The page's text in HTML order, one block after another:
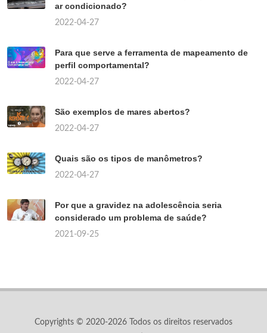
ar condicionado?
2022-04-27
Para que serve a ferramenta de mapeamento de
perfil comportamental?
2022-04-27
São exemplos de mares abertos?
2022-04-27
Quais são os tipos de manômetros?
2022-04-27
Por que a gravidez na adolescência seria
considerado um problema de saúde?
2021-09-25
Copyrights © 2020-2026 Todos os direitos reservados